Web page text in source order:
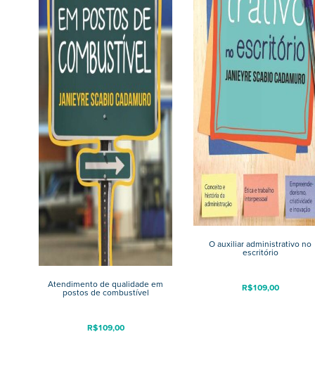
Atendimento de qualidade em
postos de combustível
R$109,00
O auxiliar administrativo no
escritório
R$109,00